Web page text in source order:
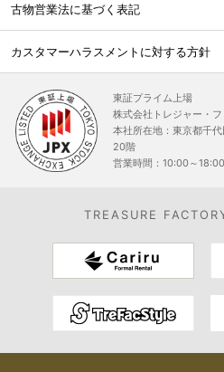
古物営業法に基づく表記
カスタマーハラスメントに対する方針
東証プライム上場
株式会社トレジャー・
本社所在地：東京都千
20階
営業時間：10:00～18:00
TREASURE